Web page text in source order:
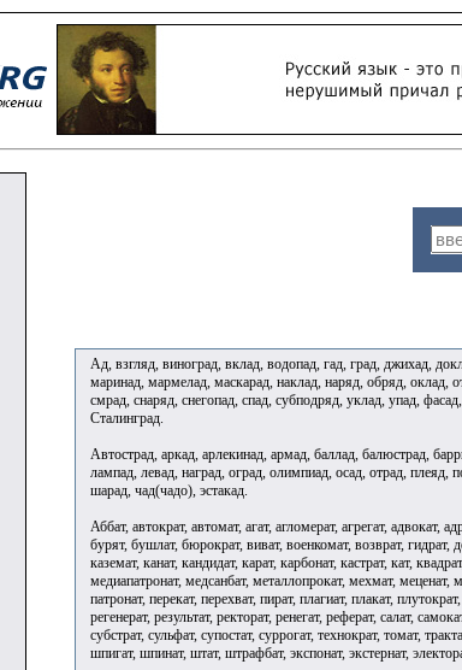
Ад, взгляд, виноград, вклад, водопад, гад, град, джихад,
маринад, мармелад, маскарад, наклад, наряд, обряд, оклад,
смрад, снаряд, снегопад, спад, субподряд, уклад, упад,
Сталинград.
Автострад, аркад, арлекинад, армад, баллад, балюстрад,
лампад, левад, наград, оград, олимпиад, осад, отрад, плеяд,
шарад, чад(чадо), эстакад.
Аббат, автократ, автомат, агат, агломерат, агрегат, адвокат,
бурят, бушлат, бюрократ, виват, военкомат, возврат, гидрат,
каземат, канат, кандидат, карат, карбонат, кастрат, кат,
медиапатронат, медсанбат, металлопрокат, мехмат, меценат,
патронат, перекат, перехват, пират, плагиат, плакат,
регенерат, результат, ректорат, ренегат, реферат, салат,
субстрат, сульфат, супостат, суррогат, технократ, томат,
шпигат, шпинат, штат, штрафбат, экспонат, экстернат,